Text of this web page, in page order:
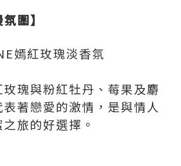
圍】
嫣紅玫瑰淡香氛
瑰與粉紅牡丹、莓果及麝
著戀愛的激情，是與情人
旅的好選擇。